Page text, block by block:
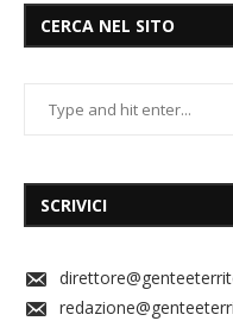
CERCA NEL SITO
SCRIVICI